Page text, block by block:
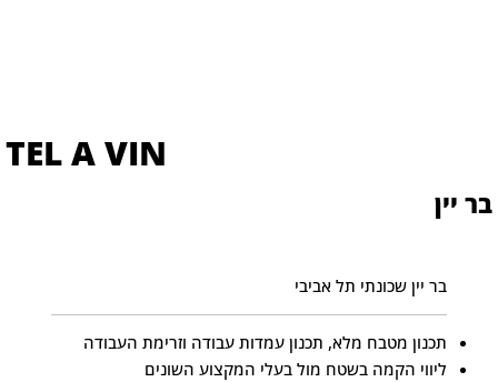
TEL A VIN
בר יין
בר יין שכונתי תל אביבי
תכנון מטבח מלא, תכנון עמדות עבודה וזרימת העבודה
ליווי הקמה בשטח מול בעלי המקצוע השונים